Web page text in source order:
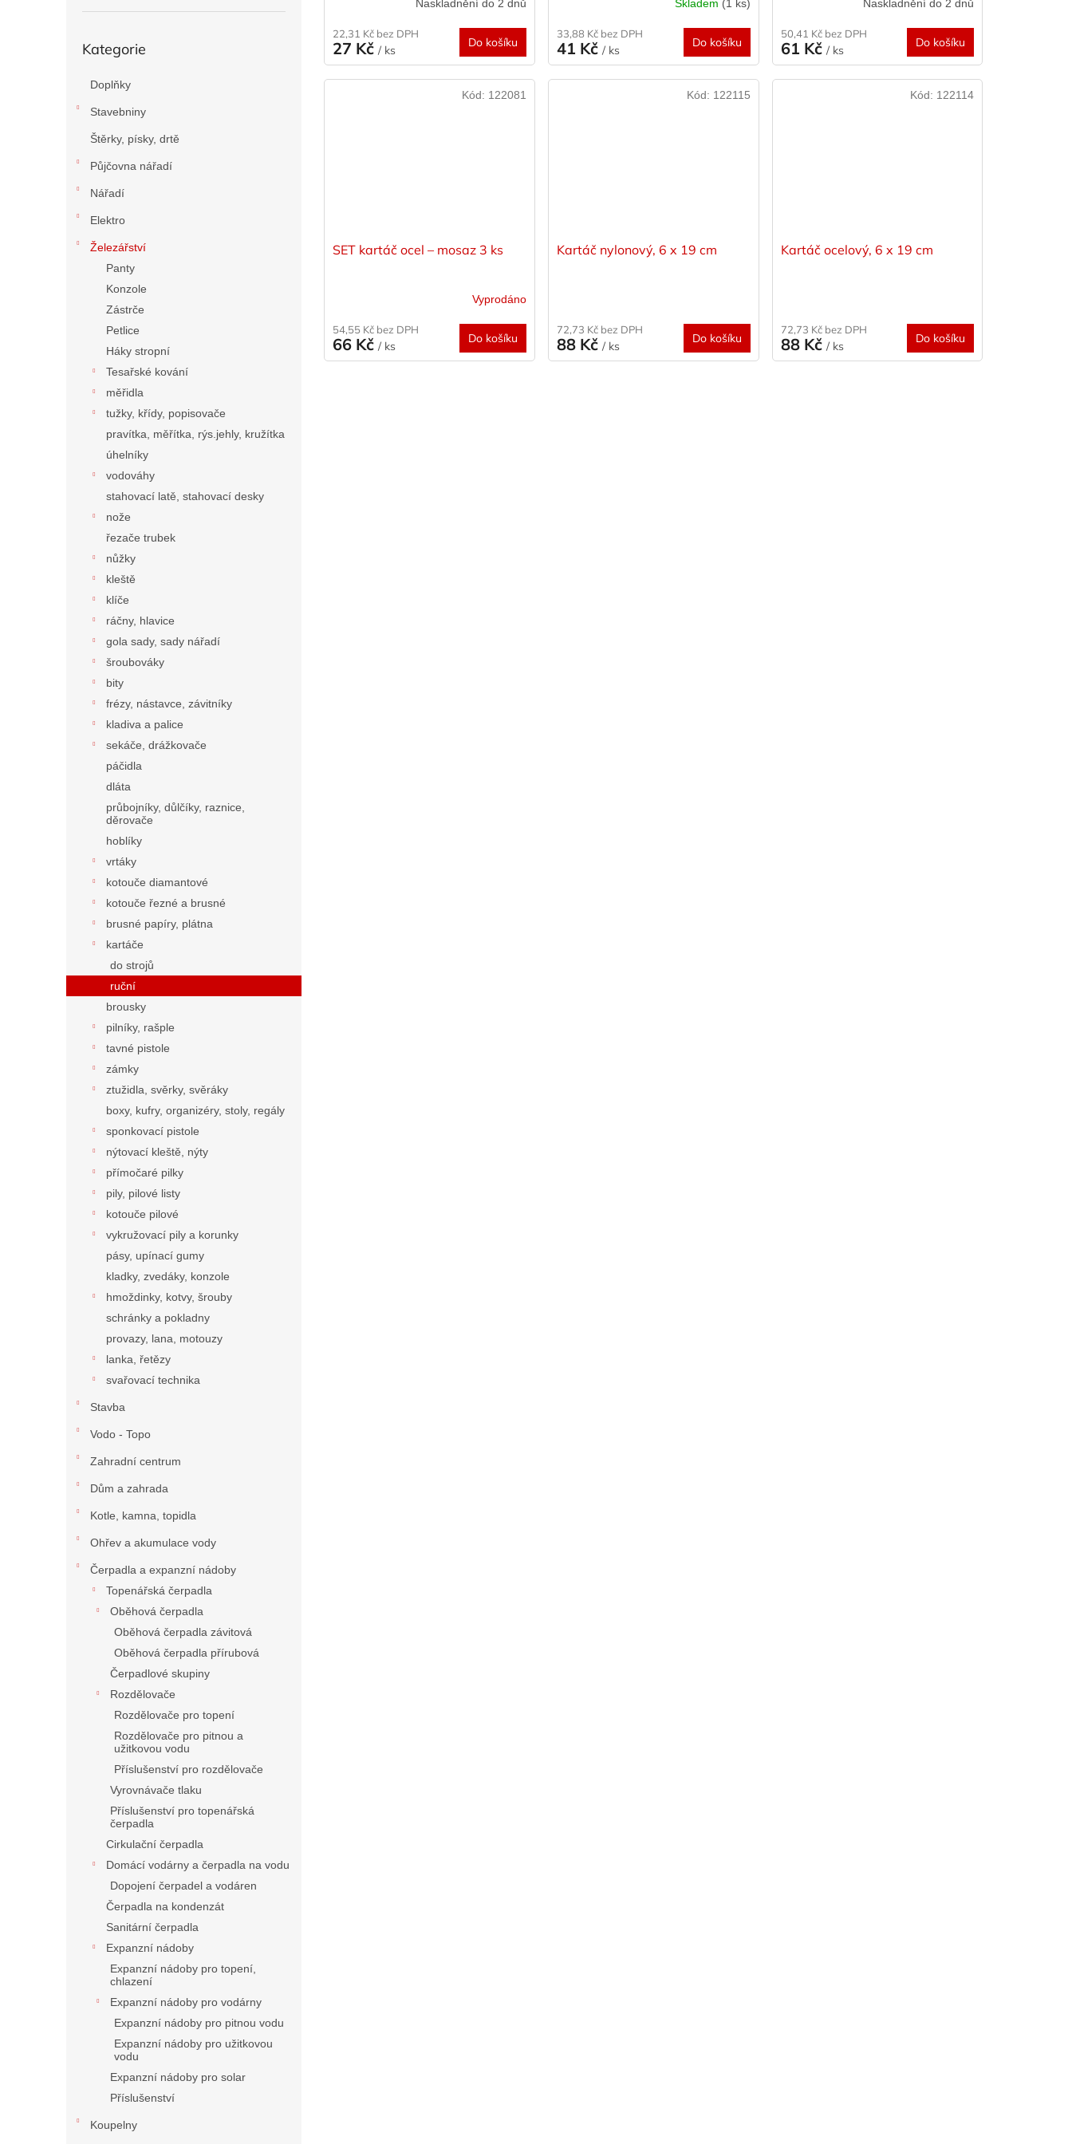
kategorie
Kategorie
Doplňky
Stavebniny
Štěrky, písky, drtě
Půjčovna nářadí
Nářadí
Elektro
Železářství
Panty
Konzole
Zástrče
Petlice
Háky stropní
Tesařské kování
měřidla
tužky, křídy, popisovače
pravítka, měřítka, rýs.jehly, kružítka
úhelníky
vodováhy
stahovací latě, stahovací desky
nože
řezače trubek
nůžky
kleště
klíče
ráčny, hlavice
gola sady, sady nářadí
šroubováky
bity
frézy, nástavce, závitníky
kladiva a palice
sekáče, drážkovače
páčidla
dláta
průbojníky, důlčíky, raznice,
děrovače
hoblíky
vrtáky
kotouče diamantové
kotouče řezné a brusné
brusné papíry, plátna
kartáče
do strojů
ruční
brousky
pilníky, rašple
tavné pistole
zámky
ztužidla, svěrky, svěráky
boxy, kufry, organizéry, stoly, regály
sponkovací pistole
nýtovací kleště, nýty
přímočaré pilky
pily, pilové listy
kotouče pilové
vykružovací pily a korunky
pásy, upínací gumy
kladky, zvedáky, konzole
hmoždinky, kotvy, šrouby
schránky a pokladny
provazy, lana, motouzy
lanka, řetězy
svařovací technika
Stavba
Vodo - Topo
Zahradní centrum
Dům a zahrada
Kotle, kamna, topidla
Ohřev a akumulace vody
Čerpadla a expanzní nádoby
Topenářská čerpadla
Oběhová čerpadla
Oběhová čerpadla závitová
Oběhová čerpadla přírubová
Čerpadlové skupiny
Rozdělovače
Rozdělovače pro topení
Rozdělovače pro pitnou a
užitkovou vodu
Příslušenství pro rozdělovače
Vyrovnávače tlaku
Příslušenství pro topenářská
čerpadla
Cirkulační čerpadla
Domácí vodárny a čerpadla na vodu
Dopojení čerpadel a vodáren
Čerpadla na kondenzát
Sanitární čerpadla
Expanzní nádoby
Expanzní nádoby pro topení,
chlazení
Expanzní nádoby pro vodárny
Expanzní nádoby pro pitnou vodu
Expanzní nádoby pro užitkovou
vodu
Expanzní nádoby pro solar
Příslušenství
Koupelny
Naskladnění do 2 dnů
22,31 Kč bez DPH
27 Kč/ ks
Do košíku
Skladem (1 ks)
33,88 Kč bez DPH
41 Kč/ ks
Do košíku
Naskladnění do 2 dnů
50,41 Kč bez DPH
61 Kč/ ks
Do košíku
SET kartáč ocel – mosaz 3 ks
Vyprodáno
54,55 Kč bez DPH
66 Kč/ ks
Do košíku
Kód: 122081
Kartáč nylonový, 6 x 19 cm
72,73 Kč bez DPH
88 Kč/ ks
Do košíku
Kód: 122115
Kartáč ocelový, 6 x 19 cm
72,73 Kč bez DPH
88 Kč/ ks
Do košíku
Kód: 122114